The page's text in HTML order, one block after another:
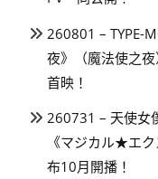
260801 – TYPE-
夜》（魔法使之
首映！
260731 – 天使女
《マジカル★エ
布10月開播！